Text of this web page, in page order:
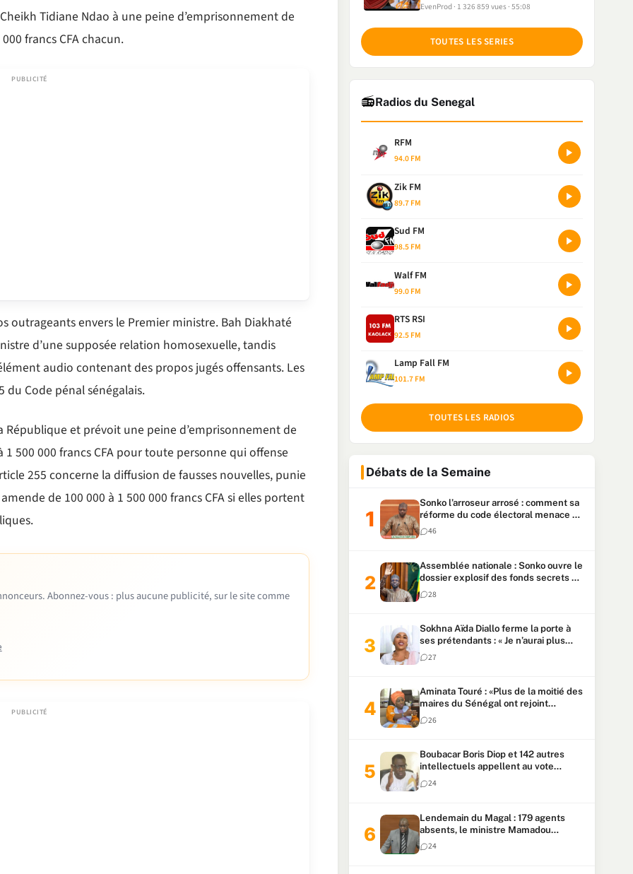
Tidiane Ndao à une peine d’emprisonnement de
francs CFA chacun.
outrageants envers le Premier ministre. Bah Diakhaté
d’une supposée relation homosexuelle, tandis
audio contenant des propos jugés offensants. Les
du Code pénal sénégalais.
République et prévoit une peine d’emprisonnement de
500 000 francs CFA pour toute personne qui offense
255 concerne la diffusion de fausses nouvelles, punie
de 100 000 à 1 500 000 francs CFA si elles portent
Abonnez-vous : plus aucune publicité, sur le site comme
EvenProd 1 326 859 vues 55:08
TOUTES LES SERIES
📻Radios du Senegal
RFM
94.0 FM
Zik FM
89.7 FM
Sud FM
98.5 FM
Walf FM
99.0 FM
RTS RSI
92.5 FM
Lamp Fall FM
101.7 FM
TOUTES LES RADIOS
Débats de la Semaine
Sonko l’arroseur arrosé : comment sa
réforme du code électoral menace sa
candidature
46
Assemblée nationale : Sonko ouvre le
dossier explosif des fonds secrets et
du patrimoine présidentiel
28
Sokhna Aïda Diallo ferme la porte à
ses prétendants : « Je n’aurai plus
jamais un autre mari »
27
Aminata Touré : «Plus de la moitié des
maires du Sénégal ont rejoint
Kiiraay»
26
Boubacar Boris Diop et 142 autres
intellectuels appellent au vote
urgent de la révision
constitutionnelle
24
Lendemain du Magal : 179 agents
absents, le ministre Mamadou
Lamine Dianté exige des explications
24